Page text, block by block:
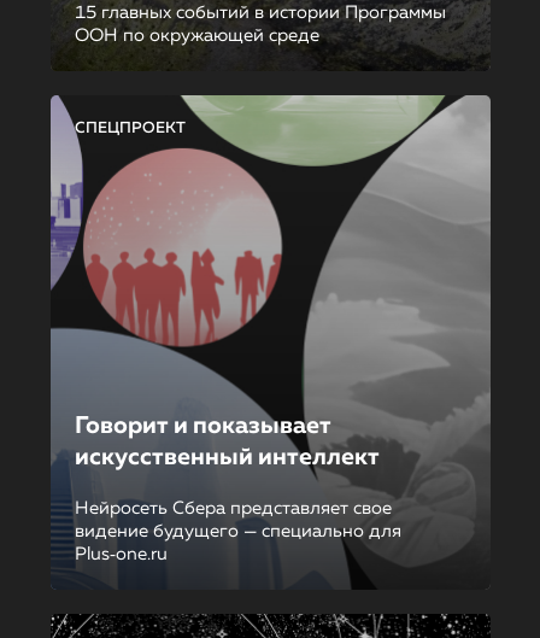
15 главных событий в истории Программы
ООН по окружающей среде
СПЕЦПРОЕКТ
Говорит и показывает
искусственный интеллект
Нейросеть Сбера представляет свое
видение будущего — специально для
Plus‑one.ru